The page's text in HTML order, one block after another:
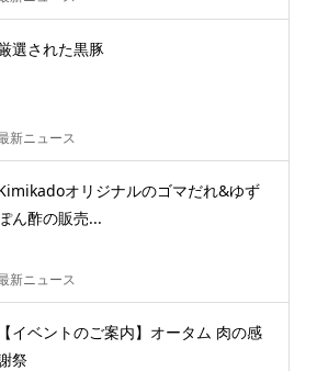
選された黒豚
新ニュース
オリジナルのゴマだれ&ゆず
ん酢の販売...
新ニュース
【イベントのご案内】オータム 肉の感
祭